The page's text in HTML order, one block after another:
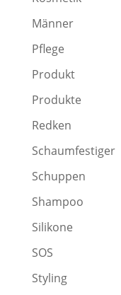
Männer
Pflege
Produkt
Produkte
Redken
Schaumfestiger
Schuppen
Shampoo
Silikone
SOS
Styling